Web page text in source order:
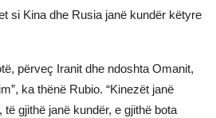
si Kina dhe Rusia janë kundër këtyre
përveç Iranit dhe ndoshta Omanit,
ka thënë Rubio. “Kinezët janë
gjithë janë kundër, e gjithë bota